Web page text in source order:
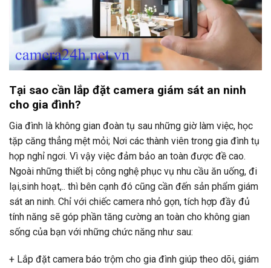
Tại sao cần lắp đặt camera giám sát an ninh
cho gia đình?
Gia đình là không gian đoàn tụ sau những giờ làm việc, học
tặp căng thẳng mệt mỏi; Nơi các thành viên trong gia đình tụ
họp nghỉ ngơi. Vì vậy việc đảm bảo an toàn được đề cao.
Ngoài những thiết bị công nghệ phục vụ nhu cầu ăn uống, đi
lại,sinh hoạt,.. thì bên cạnh đó cũng cần đến sản phẩm giám
sát an ninh. Chỉ với chiếc camera nhỏ gọn, tích hợp đầy đủ
tính năng sẽ góp phần tăng cường an toàn cho không gian
sống của bạn với những chức năng như sau:
+ Lắp đặt camera báo trộm cho gia đình giúp theo dõi, giám